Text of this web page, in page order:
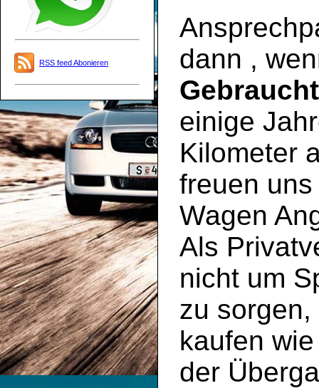
RSS feed Abonieren
dann ,
einige
Kilometer
freuen
Wagen
Als
nicht um
zu
kaufen
der